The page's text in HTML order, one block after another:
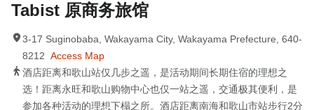
Tabist 原商务旅馆
3-17 Suginobaba, Wakayama City, Wakayama Prefecture, 640-
8212 Access Map
酒店距离和歌山站仅几步之遥，是活动期间长期住宿的理想之
选！距离永旺和歌山购物中心也仅一站之遥，交通极其便利，是
参加各种活动的理想下榻之所。酒店距离南海和歌山市站步行2分